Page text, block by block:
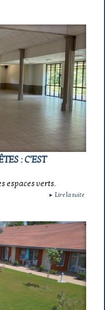
: C'EST
espaces verts.
► Lire la suite